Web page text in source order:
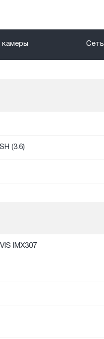
камеры Сеть
(3.6)
IMX307